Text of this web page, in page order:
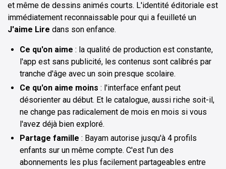
et même de dessins animés courts. L'identité éditoriale est
immédiatement reconnaissable pour qui a feuilleté un
J'aime Lire dans son enfance.
Ce qu'on aime : la qualité de production est constante,
l'app est sans publicité, les contenus sont calibrés par
tranche d'âge avec un soin presque scolaire.
Ce qu'on aime moins : l'interface enfant peut
désorienter au début. Et le catalogue, aussi riche soit-il,
ne change pas radicalement de mois en mois si vous
l'avez déjà bien exploré.
Partage famille : Bayam autorise jusqu'à 4 profils
enfants sur un même compte. C'est l'un des
abonnements les plus facilement partageables entre